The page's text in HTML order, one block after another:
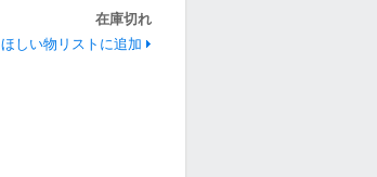
在庫切れ
ほしい物リストに追加